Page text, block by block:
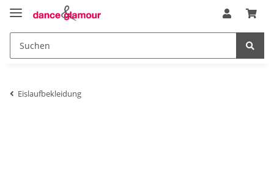
Eislaufbekleidung